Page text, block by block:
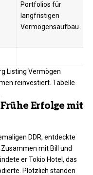
Portfolios für
langfristigen
Vermögensaufbau
Listing Vermögen
reinvestiert. Tabelle
Erfolge mit
DDR, entdeckte
mit Bill und
er Tokio Hotel, das
Plötzlich standen